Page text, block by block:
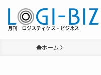
ホーム